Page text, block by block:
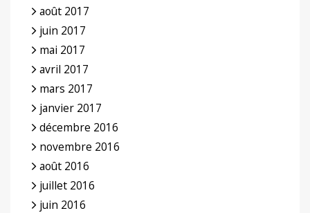
août 2017
juin 2017
mai 2017
avril 2017
mars 2017
janvier 2017
décembre 2016
novembre 2016
août 2016
juillet 2016
juin 2016